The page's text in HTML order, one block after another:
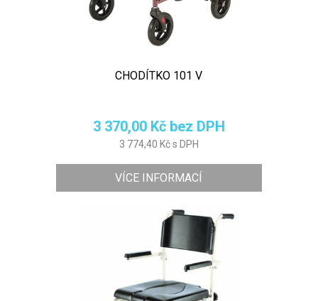
CHODÍTKO 101 V
3 370,00 Kč bez DPH
3 774,40 Kč s DPH
VÍCE INFORMACÍ